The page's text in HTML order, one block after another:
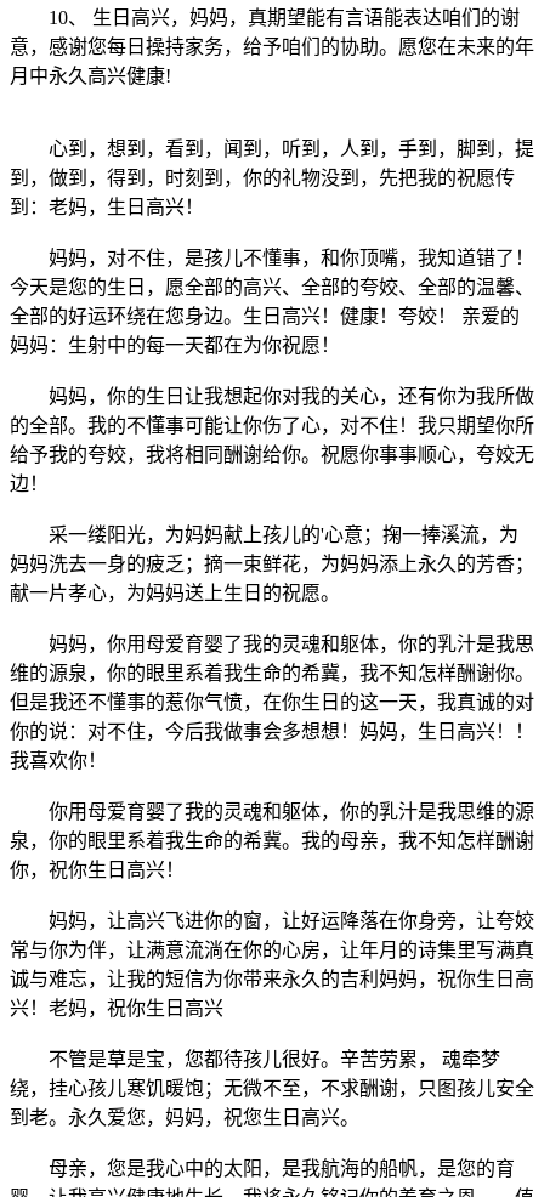
10、 生日高兴，妈妈，真期望能有言语能表达咱们的谢
意，感谢您每日操持家务，给予咱们的协助。愿您在未来的年
月中永久高兴健康!
心到，想到，看到，闻到，听到，人到，手到，脚到，提
到，做到，得到，时刻到，你的礼物没到，先把我的祝愿传
到：老妈，生日高兴！
妈妈，对不住，是孩儿不懂事，和你顶嘴，我知道错了！
今天是您的生日，愿全部的高兴、全部的夸姣、全部的温馨、
全部的好运环绕在您身边。生日高兴！健康！夸姣！ 亲爱的
妈妈：生射中的每一天都在为你祝愿！
妈妈，你的生日让我想起你对我的关心，还有你为我所做
的全部。我的不懂事可能让你伤了心，对不住！我只期望你所
给予我的夸姣，我将相同酬谢给你。祝愿你事事顺心，夸姣无
边！
采一缕阳光，为妈妈献上孩儿的'心意；掬一捧溪流，为
妈妈洗去一身的疲乏；摘一束鲜花，为妈妈添上永久的芳香；
献一片孝心，为妈妈送上生日的祝愿。
妈妈，你用母爱育婴了我的灵魂和躯体，你的乳汁是我思
维的源泉，你的眼里系着我生命的希冀，我不知怎样酬谢你。
但是我还不懂事的惹你气愤，在你生日的这一天，我真诚的对
你的说：对不住，今后我做事会多想想！妈妈，生日高兴！！
我喜欢你！
你用母爱育婴了我的灵魂和躯体，你的乳汁是我思维的源
泉，你的眼里系着我生命的希冀。我的母亲，我不知怎样酬谢
你，祝你生日高兴！
妈妈，让高兴飞进你的窗，让好运降落在你身旁，让夸姣
常与你为伴，让满意流淌在你的心房，让年月的诗集里写满真
诚与难忘，让我的短信为你带来永久的吉利妈妈，祝你生日高
兴！老妈，祝你生日高兴
不管是草是宝，您都待孩儿很好。辛苦劳累， 魂牵梦
绕，挂心孩儿寒饥暖饱；无微不至，不求酬谢，只图孩儿安全
到老。永久爱您，妈妈，祝您生日高兴。
母亲，您是我心中的太阳，是我航海的船帆，是您的育